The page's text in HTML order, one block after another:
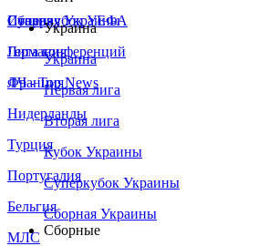
Сборная Украины
Италия
Германия
Франция
Нидерланды
Турция
Португалия
Бельгия
МЛС
Суперкубок УЕФА
Лига конференций
ЛЧ - Top News
Украина
Украина
Первая лига
Вторая лига
Кубок Украины
Суперкубок Украины
Сборная Украины
Сборные